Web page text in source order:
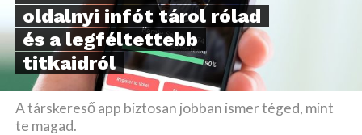
oldalnyi infót tárol rólad
és a legféltettebb
titkaidról
A társkereső app biztosan jobban ismer téged, mint
te magad.